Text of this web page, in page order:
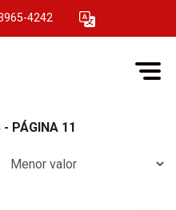
4242
PÁGINA 11